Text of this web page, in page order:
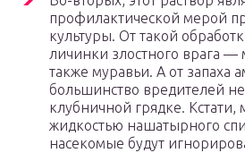
профилактической мерой
культуры. От такой
личинки злостного врага —
также муравьи. А от запаха
большинство вредителей
клубничной грядке. Кстати,
жидкостью нашатырного
насекомые будут